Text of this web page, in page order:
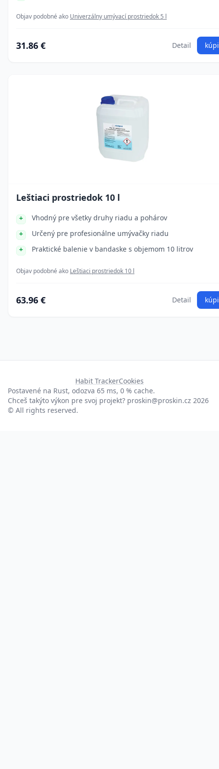
Objav podobné ako Univerzálny umývací prostriedok 5 l
31.86 € Detail
Leštiaci prostriedok 10 l
Vhodný pre všetky druhy riadu a pohárov
Určený pre profesionálne umývačky riadu
Praktické balenie v bandaske s objemom 10 litrov
Objav podobné ako Leštiaci prostriedok 10 l
63.96 € Detail
Habit TrackerCookies
Postavené na Rust, odozva 65 ms, 0 % cache.
Chceš takýto výkon pre svoj projekt? proskin@proskin.cz 2026
© All rights reserved.